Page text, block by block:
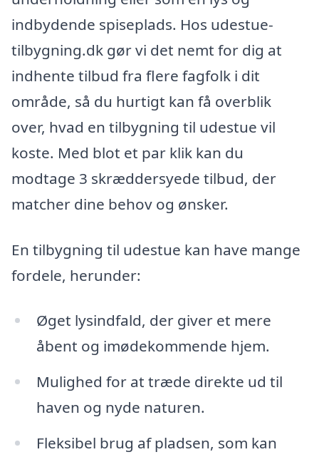
indbydende spiseplads. Hos udestue-
tilbygning.dk gør vi det nemt for dig at
indhente tilbud fra flere fagfolk i dit
område, så du hurtigt kan få overblik
over, hvad en tilbygning til udestue vil
koste. Med blot et par klik kan du
modtage 3 skræddersyede tilbud, der
matcher dine behov og ønsker.
En tilbygning til udestue kan have mange
fordele, herunder:
Øget lysindfald, der giver et mere
åbent og imødekommende hjem.
Mulighed for at træde direkte ud til
haven og nyde naturen.
Fleksibel brug af pladsen, som kan